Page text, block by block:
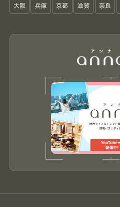
大阪 兵庫 京都 滋賀 奈良